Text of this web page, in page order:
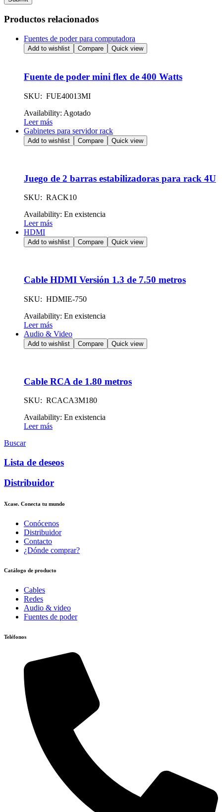
Productos relacionados
Fuentes de poder para computadora
Add to wishlist Compare Quick view
Fuente de poder mini flex de 400 Watts
SKU: FUE40013MI
Availability: Agotado
Leer más
Gabinetes para servidor rack
Add to wishlist Compare Quick view
Juego de 2 barras estabilizadoras para rack 4U
SKU: RACK10
Availability: En existencia
Leer más
HDMI
Add to wishlist Compare Quick view
Cable HDMI Versión 1.3 de 7.50 metros
SKU: HDMIE-750
Availability: En existencia
Leer más
Audio & Video
Add to wishlist Compare Quick view
Cable RCA de 1.80 metros
SKU: RCACA3M180
Availability: En existencia
Leer más
Buscar
Lista de deseos
Distribuidor
Xcase. Conecta tu mundo
Conócenos
Distribuidor
Contacto
¿Dónde comprar?
Catálogo de producto
Cables
Redes
Audio & video
Fuentes de poder
Teléfonos